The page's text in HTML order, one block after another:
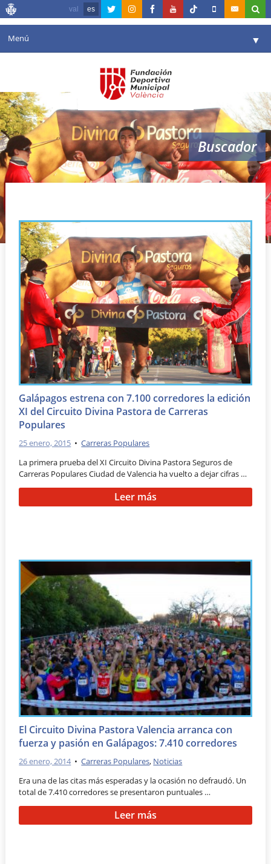
val es
Menú ▼
Agenda
Instalaciones ▼
Comunicación ▼
Valencia en deporte ▼
Reservas
Buscador
galapagos
Galápagos estrena con 7.100 corredores la edición
XI del Circuito Divina Pastora de Carreras
Populares
25 enero, 2015 •Carreras Populares
La primera prueba del XI Circuito Divina Pastora Seguros de
Carreras Populares Ciudad de Valencia ha vuelto a dejar cifras …
Leer más
El Circuito Divina Pastora Valencia arranca con
fuerza y pasión en Galápagos: 7.410 corredores
26 enero, 2014 •Carreras Populares, Noticias
Era una de las citas más esperadas y la ocasión no defraudó. Un
total de 7.410 corredores se presentaron puntuales …
Leer más